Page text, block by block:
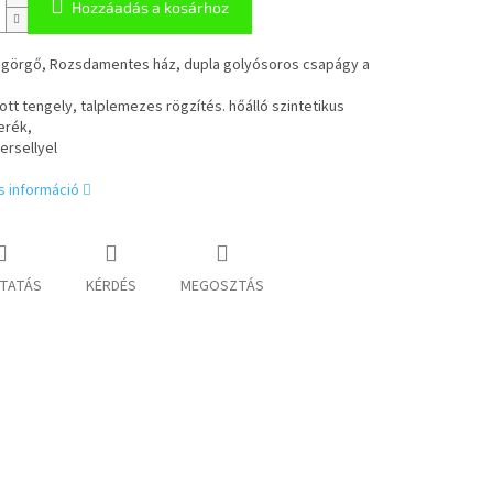
Hozzáadás a kosárhoz
Rozsdamentes ház, dupla golyósoros csapágy a
tengely, talplemezes rögzítés. hőálló szintetikus
információ
KÉRDÉS MEGOSZTÁS